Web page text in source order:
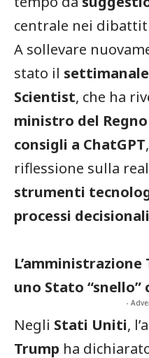
centrale nei
A sollevare
stato il
Scientist, che ha
ministro del
consigli a ChatGPT
riflessione sulla
strumenti
processi
uno Stato “snello”
-
Negli Stati Uniti,
Trump ha